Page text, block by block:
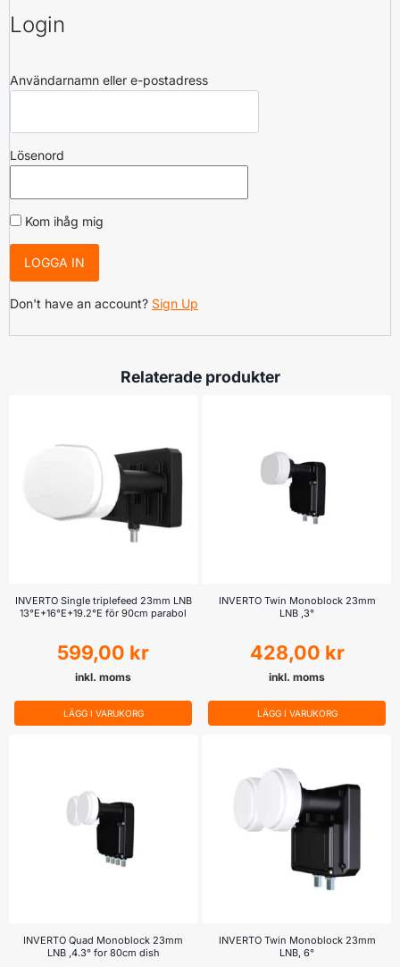
Login
Användarnamn eller e-postadress
Lösenord
Kom ihåg mig
Don't have an account? Sign Up
Relaterade produkter
INVERTO Single triplefeed 23mm LNB
13°E+16°E+19.2°E för 90cm parabol
599,00 kr
inkl. moms
LÄGG I VARUKORG
INVERTO Twin Monoblock 23mm
LNB ,3°
428,00 kr
inkl. moms
LÄGG I VARUKORG
INVERTO Quad Monoblock 23mm
LNB ,4.3° for 80cm dish
INVERTO Twin Monoblock 23mm
LNB, 6°